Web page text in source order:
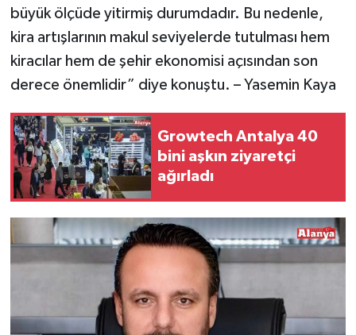
büyük ölçüde yitirmiş durumdadır. Bu nedenle,
kira artışlarının makul seviyelerde tutulması hem
kiracılar hem de şehir ekonomisi açısından son
derece önemlidir” diye konuştu. – Yasemin Kaya
Growtech Antalya 40
bini aşkın ziyaretçi
ağırladı